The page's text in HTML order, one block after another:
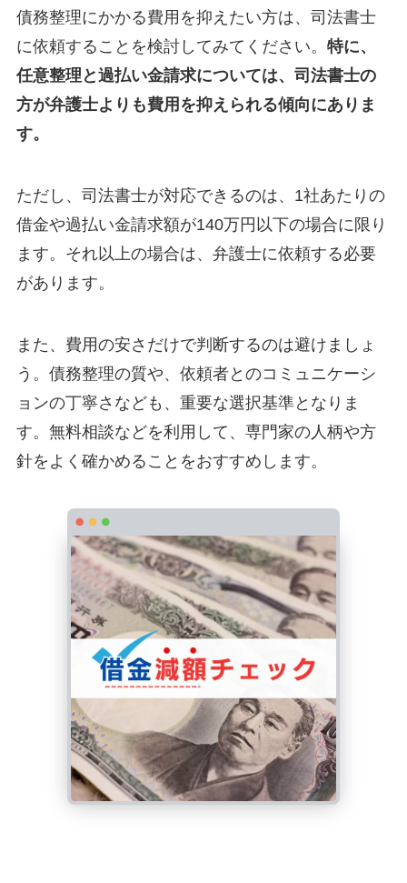
債務整理にかかる費用を抑えたい方は、司法書士
に依頼することを検討してみてください。 特に、
任意整理と過払い金請求については、司法書士の
方が弁護士よりも費用を抑えられる傾向にありま
す。
ただし、司法書士が対応できるのは、1社あたりの
借金や過払い金請求額が140万円以下の場合に限り
ます。それ以上の場合は、弁護士に依頼する必要
があります。
また、費用の安さだけで判断するのは避けましょ
う。債務整理の質や、依頼者とのコミュニケーシ
ョンの丁寧さなども、重要な選択基準となりま
す。無料相談などを利用して、専門家の人柄や方
針をよく確かめることをおすすめします。